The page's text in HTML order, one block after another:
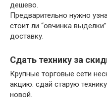
дешево.
Предварительно нужно
стоит ли “овчинка
доставку.
Сдать технику за
Крупные торговые сети
акцию: сдай старую
новой.